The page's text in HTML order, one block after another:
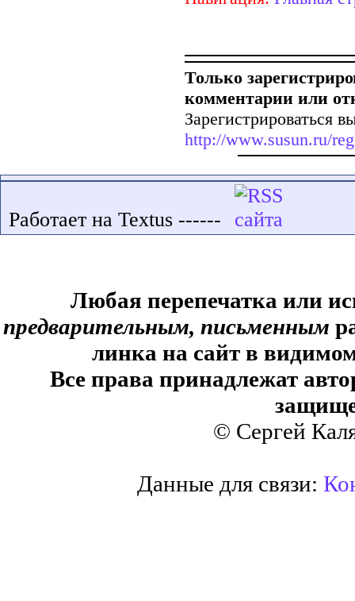
Только
комментарии или
Зарегистрироваться
http://www.susun.ru/
Работает на Textus ------
Любая перепечатка или
предварительным, письменным
линка на сайт в
Все права принадлежат
© Сергей
Данные для связи: